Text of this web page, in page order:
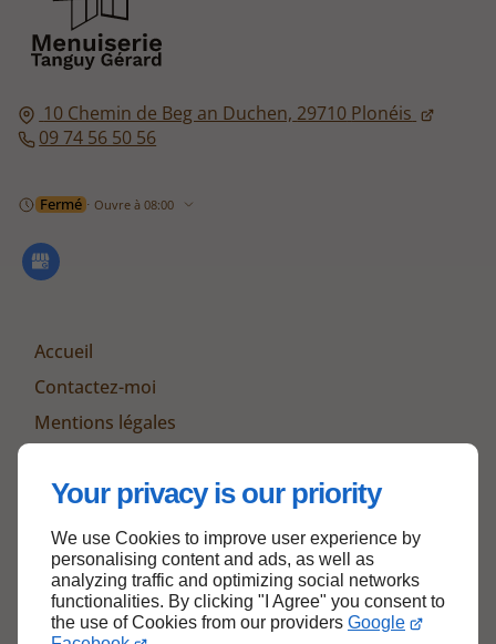
Your privacy is our priority
We use Cookies to improve user experience by
personalising content and ads, as well as
analyzing traffic and optimizing social networks
functionalities. By clicking "I Agree" you consent to
the use of Cookies from our providers Google
10 Chemin de Beg an Duchen, 29710 Plonéis
09 74 56 50 56
Fermé ⋅ Ouvre à 08:00
Accueil
Contactez-moi
Mentions légales
Haut de page